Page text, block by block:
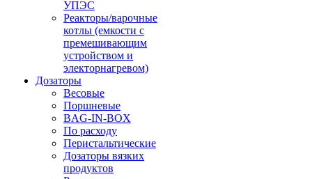
УПЭС
Реакторы/варочные
котлы (емкости с
премешивающим
устройством и
электорнагревом)
Дозаторы
Весовые
Поршневые
BAG-IN-BOX
По расходу
Перистальтические
Дозаторы вязких
продуктов